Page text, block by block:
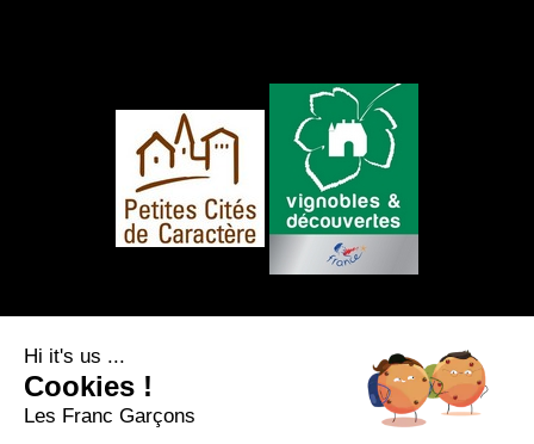
Hi it's us ...
Cookies !
Les Franc Garçons